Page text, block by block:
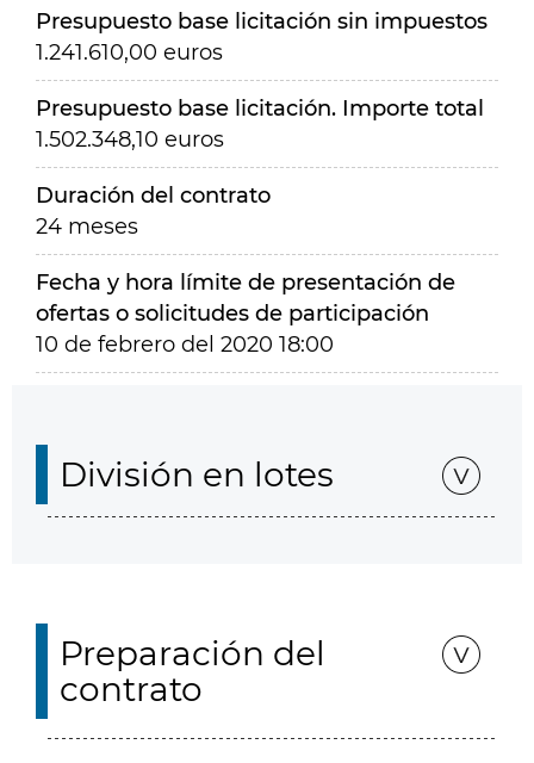
Presupuesto base licitación sin impuestos
1.241.610,00 euros
Presupuesto base licitación. Importe total
1.502.348,10 euros
Duración del contrato
24 meses
Fecha y hora límite de presentación de
ofertas o solicitudes de participación
10 de febrero del 2020 18:00
División en lotes
Preparación del
contrato